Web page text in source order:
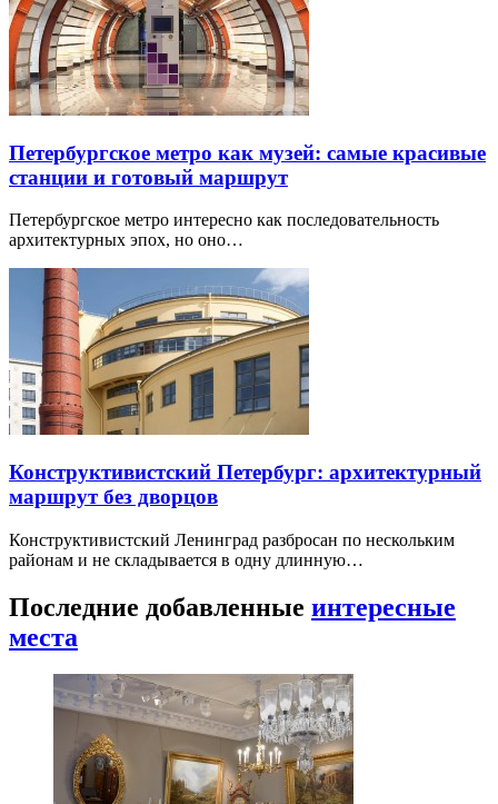
Петербургское метро как музей: самые красивые
станции и готовый маршрут
Петербургское метро интересно как последовательность
архитектурных эпох, но оно…
Конструктивистский Петербург: архитектурный
маршрут без дворцов
Конструктивистский Ленинград разбросан по нескольким
районам и не складывается в одну длинную…
Последние добавленные интересные
места